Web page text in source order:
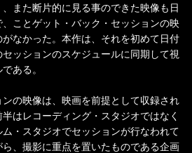
また断片的に見る事のできた映像も日
ことゲット・バック・セッションの映
なかった。本作は、それを初めて日付
ッションのスケジュールに同期して視
ある。
の映像は、映画を前提として収録され
はレコーディング・スタジオではなく
ム・スタジオでセッションが行なわれて
、撮影に重点を置いたものである企画